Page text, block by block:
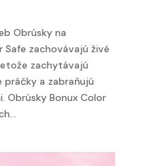
Obrúsky na
Safe zachovávajú živé
zachytávajú
a zabraňujú
Obrúsky Bonux Color